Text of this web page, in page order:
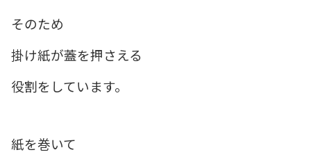
そのため
掛け紙が蓋を押さえる
役割をしています。
紙を巻いて